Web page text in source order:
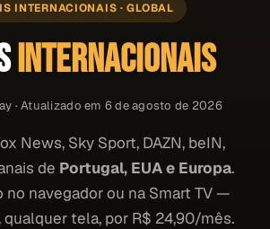
INTERNACIONAIS · GLOBAL
INTERNACIONAIS
· Atualizado em 6 de agosto de 2026
News, Sky Sport, DAZN, beIN,
de Portugal, EUA e Europa.
no navegador ou na Smart TV —
qualquer tela, por R$ 24,90/mês.